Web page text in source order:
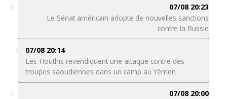
07/08 20:23
Le Sénat américain adopte de nouvelles sanctions
contre la Russie
07/08 20:14
Les Houthis revendiquent une attaque contre des
troupes saoudiennes dans un camp au Yémen
07/08 20:00